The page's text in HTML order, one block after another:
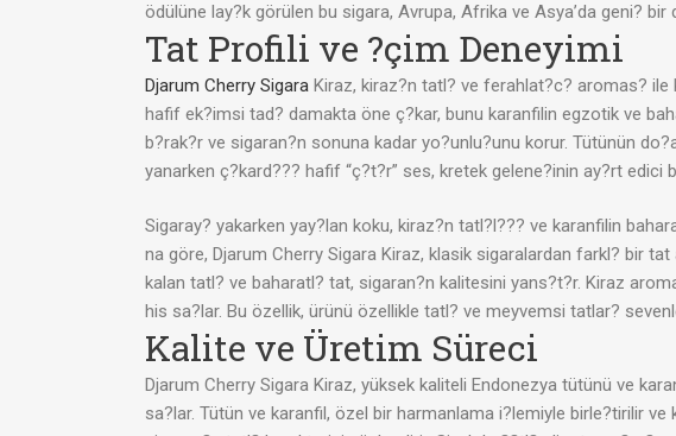
ödülüne lay?k görülen bu sigara, Avrupa, Afrika ve Asya’da geni? bir
Tat Profili ve ?çim Deneyimi
Djarum Cherry Sigara Kiraz, kiraz?n tatl? ve ferahlat?c? aromas?
hafif ek?imsi tad? damakta öne ç?kar, bunu karanfilin egzotik ve
b?rak?r ve sigaran?n sonuna kadar yo?unlu?unu korur. Tütünün
yanarken ç?kard??? hafif “ç?t?r” ses, kretek gelene?inin ay?rt edici
Sigaray? yakarken yay?lan koku, kiraz?n tatl?l??? ve karanfilin
na göre, Djarum Cherry Sigara Kiraz, klasik sigaralardan farkl? bir
kalan tatl? ve baharatl? tat, sigaran?n kalitesini yans?t?r. Kiraz
his sa?lar. Bu özellik, ürünü özellikle tatl? ve meyvemsi tatlar?
Kalite ve Üretim Süreci
Djarum Cherry Sigara Kiraz, yüksek kaliteli Endonezya tütünü ve
sa?lar. Tütün ve karanfil, özel bir harmanlama i?lemiyle birle?tirilir